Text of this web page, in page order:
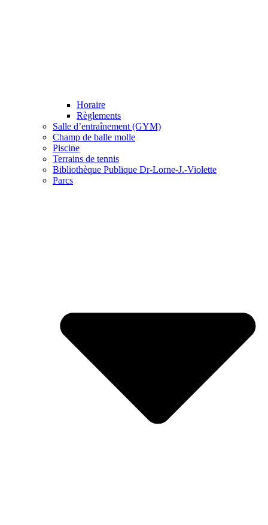
Horaire
Règlements
Salle d’entraînement (GYM)
Champ de balle molle
Piscine
Terrains de tennis
Bibliothèque Publique Dr-Lorne-J.-Violette
Parcs